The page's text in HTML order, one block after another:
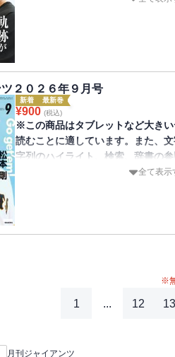
ド（付録取得期限2029年6月23日ま
２０２６年９月号
新着 最新巻
¥900 (税込)
※この商品はタブレットなど大き
読むことに適しています。また、
字列のハイライト、検索、辞書の
FA移籍した松本剛選手、熱烈なフ
レーする思いを語り、愛用のバッ
はデジタル大城卓三捕手スタンド
全て表示
※
1 ... 12 13
月刊ジャイアンツ